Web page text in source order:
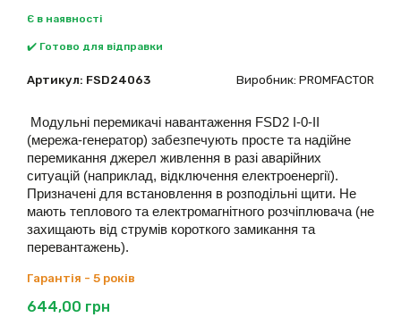
Є в наявності
✔️ Готово для відправки
Артикул: FSD24063 Виробник: PROMFACTOR
Модульні перемикачі навантаження FSD2 I-0-II
(мережа-генератор) забезпечують просте та надійне
перемикання джерел живлення в разі аварійних
ситуацій (наприклад, відключення електроенергії).
Призначені для встановлення в розподільні щити. Не
мають теплового та електромагнітного розчіплювача (не
захищають від струмів короткого замикання та
перевантажень).
Гарантія - 5 років
644,00 грн